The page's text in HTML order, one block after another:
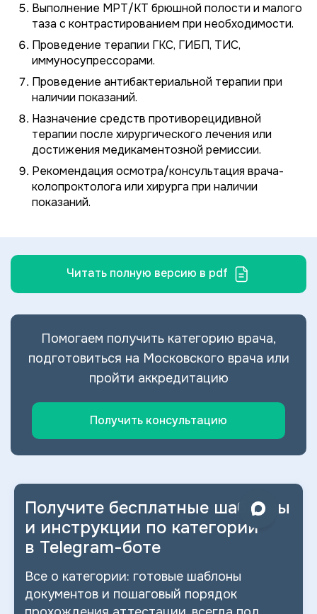
Выполнение МРТ/КТ брюшной полости и малого
таза с контрастированием при необходимости.
Проведение терапии ГКС, ГИБП, ТИС,
иммуносупрессорами.
Проведение антибактериальной терапии при
наличии показаний.
Назначение средств противорецидивной
терапии после хирургического лечения или
достижения медикаментозной ремиссии.
Рекомендация осмотра/консультация врача-
колопроктолога или хирурга при наличии
показаний.
Читать полную версию в pdf
Помогаем получить категорию врача,
подготовиться на Московского врача или
пройти аккредитацию
Получить консультацию
Получите бесплатные шаблоны
и инструкции по категории
в Telegram-боте
Все о категории: готовые шаблоны
документов и пошаговый порядок